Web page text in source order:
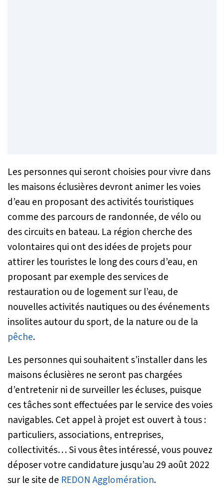
Les personnes qui seront choisies pour vivre dans
les maisons éclusières devront animer les voies
d’eau en proposant des activités touristiques
comme des parcours de randonnée, de vélo ou
des circuits en bateau. La région cherche des
volontaires qui ont des idées de projets pour
attirer les touristes le long des cours d’eau, en
proposant par exemple des services de
restauration ou de logement sur l’eau, de
nouvelles activités nautiques ou des événements
insolites autour du sport, de la nature ou de la
pêche.
Les personnes qui souhaitent s’installer dans les
maisons éclusières ne seront pas chargées
d’entretenir ni de surveiller les écluses, puisque
ces tâches sont effectuées par le service des voies
navigables. Cet appel à projet est ouvert à tous :
particuliers, associations, entreprises,
collectivités… Si vous êtes intéressé, vous pouvez
déposer votre candidature jusqu’au 29 août 2022
sur le site de REDON Agglomération.